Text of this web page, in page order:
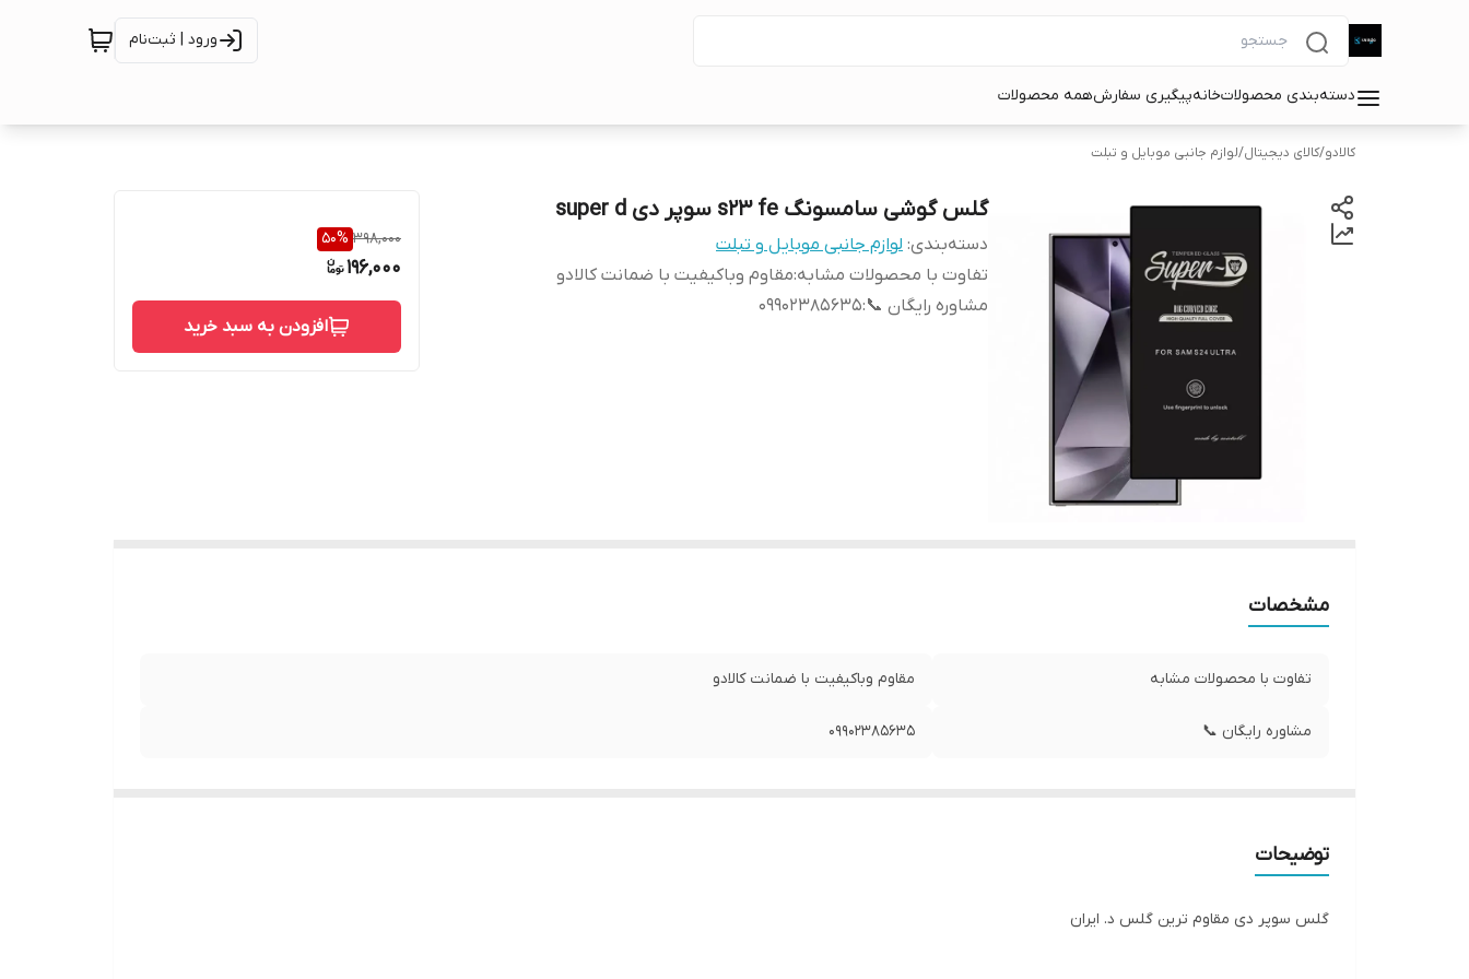
ورود | ثبت‌نام
دسته‌بندی محصولاتخانهپیگیری سفارشهمه محصولات
کالادو/کالای دیجیتال/لوازم جانبی موبایل و تبلت
گلس گوشی سامسونگ s23 fe سوپر دی super d
دسته‌بندی: لوازم جانبی موبایل و تبلت
تفاوت با محصولات مشابه:مقاوم وباکیفیت با ضمانت کالادو
مشاوره رایگان 📞:
09902385635
398,000
50%
196,000
افزودن به سبد خرید
مشخصات
تفاوت با محصولات مشابه مقاوم وباکیفیت با ضمانت کالادو
مشاوره رایگان 📞 09902385635
توضیحات
گلس سوپر دی مقاوم ترین گلس د. ایران